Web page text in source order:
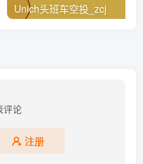
Unich头班车空投_zcj
评论
注册